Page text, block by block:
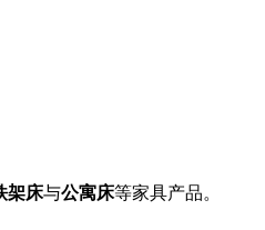
架床与公寓床等家具产品。